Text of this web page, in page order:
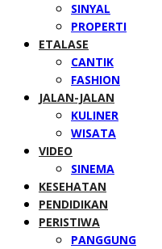
SINYAL
PROPERTI
ETALASE
CANTIK
FASHION
JALAN-JALAN
KULINER
WISATA
VIDEO
SINEMA
KESEHATAN
PENDIDIKAN
PERISTIWA
PANGGUNG